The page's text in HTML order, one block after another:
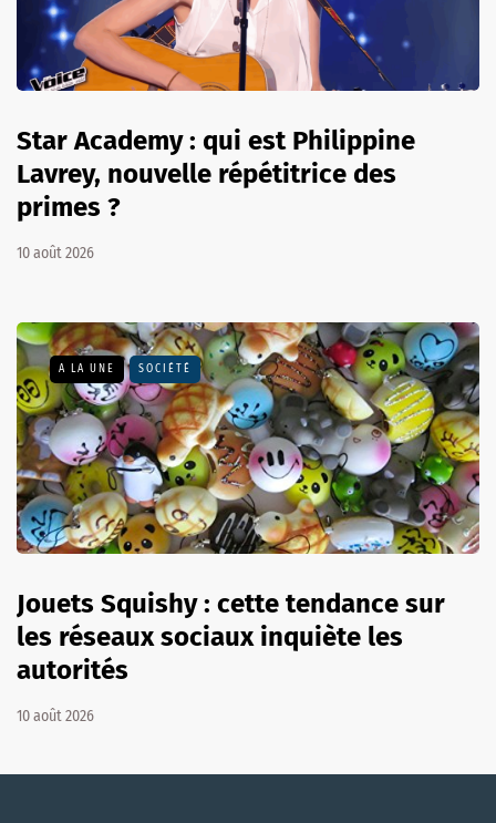
Star Academy : qui est Philippine
Lavrey, nouvelle répétitrice des
primes ?
10 août 2026
A LA UNE SOCIÉTÉ
Jouets Squishy : cette tendance sur
les réseaux sociaux inquiète les
autorités
10 août 2026